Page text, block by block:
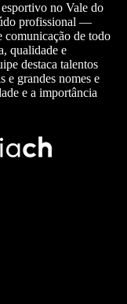
no Vale do
profissional —
de todo
qualidade e
destaca talentos
e grandes nomes e
e a importância